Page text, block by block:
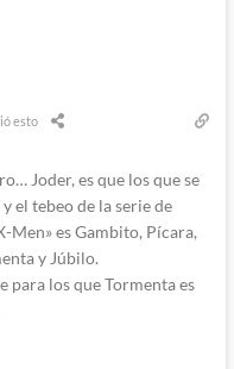
esto
Joder, es que los que se
el tebeo de la serie de
Men» es Gambito, Pícara,
y Júbilo.
para los que Tormenta es